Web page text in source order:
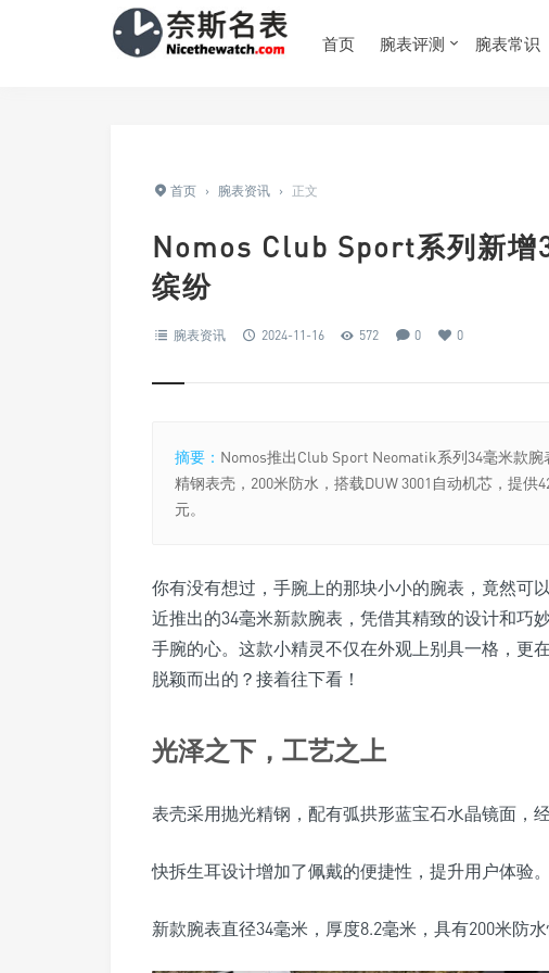
首页 腕表评测 腕表常识
首页 › 腕表资讯 › 正文
Nomos Club Sport系列新增
缤纷
腕表资讯 2024-11-16 572 0 0
摘要： Nomos推出Club Sport Neomatik系列34毫米款
精钢表壳，200米防水，搭载DUW 3001自动机芯，提
元。
你有没有想过，手腕上的那块小小的腕表，竟然可
近推出的34毫米新款腕表，凭借其精致的设计和巧
手腕的心。这款小精灵不仅在外观上别具一格，更
脱颖而出的？接着往下看！
光泽之下，工艺之上
表壳采用抛光精钢，配有弧拱形蓝宝石水晶镜面，
快拆生耳设计增加了佩戴的便捷性，提升用户体验。
新款腕表直径34毫米，厚度8.2毫米，具有200米防水